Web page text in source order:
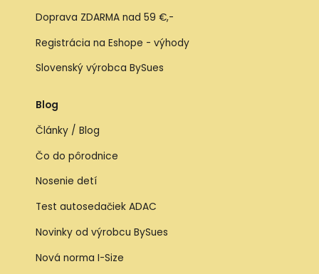
Doprava ZDARMA nad 59 €,-
Registrácia na Eshope - výhody
Slovenský výrobca BySues
Blog
Články / Blog
Čo do pôrodnice
Nosenie detí
Test autosedačiek ADAC
Novinky od výrobcu BySues
Nová norma I-Size